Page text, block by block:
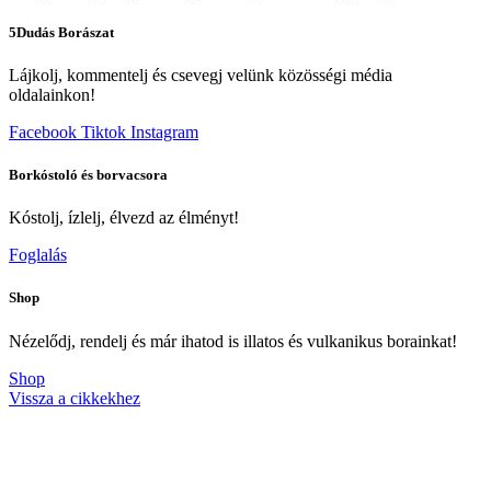
5Dudás Borászat
Lájkolj, kommentelj és csevegj velünk közösségi média
oldalainkon!
Facebook Tiktok Instagram
Borkóstoló és borvacsora
Kóstolj, ízlelj, élvezd az élményt!
Foglalás
Shop
Nézelődj, rendelj és már ihatod is illatos és vulkanikus borainkat!
Shop
Vissza a cikkekhez